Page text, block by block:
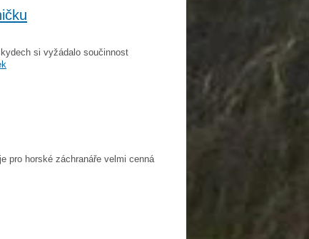
si vyžádalo součinnost
pro horské záchranáře velmi cenná